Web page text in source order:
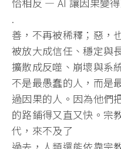
.
善，不再被稀釋；惡，
被放大成信任、穩定與
擴散成反噬、 崩壞與系
不是最愚蠢的人， 而是
過因果的人。 因為他們
的路鋪得又直又快。 宗
代，來不及了